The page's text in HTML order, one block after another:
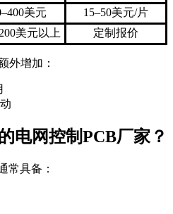
美元
15–50美元/片
美元以上 定制报价
外增加：
电网控制PCB厂家？
常具备：